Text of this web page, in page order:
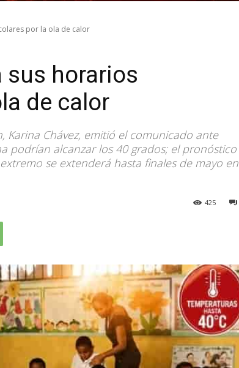
por la ola de calor
sus horarios
de calor
Karina Chávez, emitió el comunicado ante
podrían alcanzar los 40 grados; el pronóstico
se extenderá hasta finales de mayo en
425